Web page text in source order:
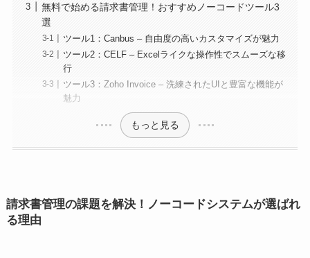
無料で始める請求書管理！おすすめノーコードツール3
選
ツール1：Canbus – 自由度の高いカスタマイズが魅力
ツール2：CELF – Excelライクな操作性でスムーズな移
行
ツール3：Zoho Invoice – 洗練されたUIと豊富な機能が
魅力
もっと見る
請求書管理の課題を解決！ノーコードシステムが選ばれ
る理由